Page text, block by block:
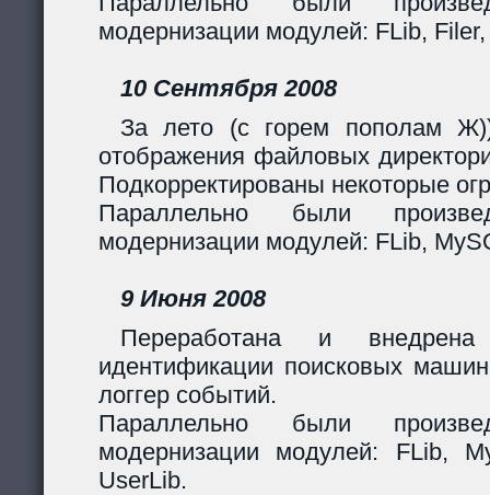
модернизации модулей: FLib,
10 Сентября 2008
За лето (с горем пополам
отображения файловых
Подкорректированы некоторые
Параллельно были
модернизации модулей: FLib,
9 Июня 2008
Переработана и
идентификации поисковых
логгер событий.
Параллельно были
модернизации модулей: FLib,
UserLib.